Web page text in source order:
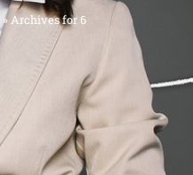
» Archives for 6 באוקטובר 2021